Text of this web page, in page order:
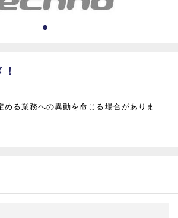
める業務への異動を命じる場合がありま